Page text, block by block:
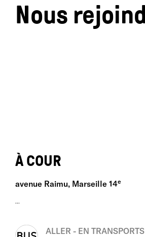
Nous
À COUR
avenue Raimu, Marseille 14e
...
ALLER - EN